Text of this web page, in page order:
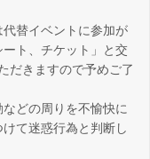
替イベントに参加が
ト、チケット」と交
だきますので予めご了
どの周りを不愉快に
て迷惑行為と判断し